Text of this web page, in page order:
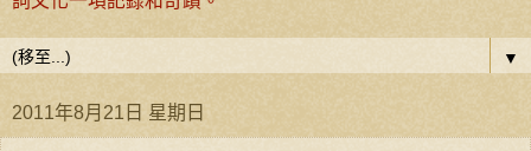
▼
2011年8月21日 星期日